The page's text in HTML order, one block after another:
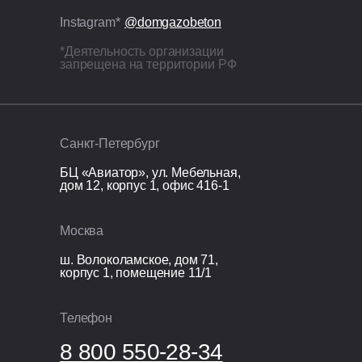
ЭППС + доборный блок для
исключения мостиков холода;
Межэтажное перекрытие:
монолитная железобетонная
железобетонная.
Кровля
Организационные расходы
Технический надзор;
Раздельный сбор и вывоз мусора;
БЦ «Авиатор», ул. Мебельная,
дом 12, корпус 1, офис 416-1
Санкт-Петербург
Instagram* @domgazobeton
ш. Волоколамское, дом 71,
корпус 1, помещение 11/1
8 800 550-28-34
Москва
*Деятельность организации
запрещена на территории РФ
Телефон